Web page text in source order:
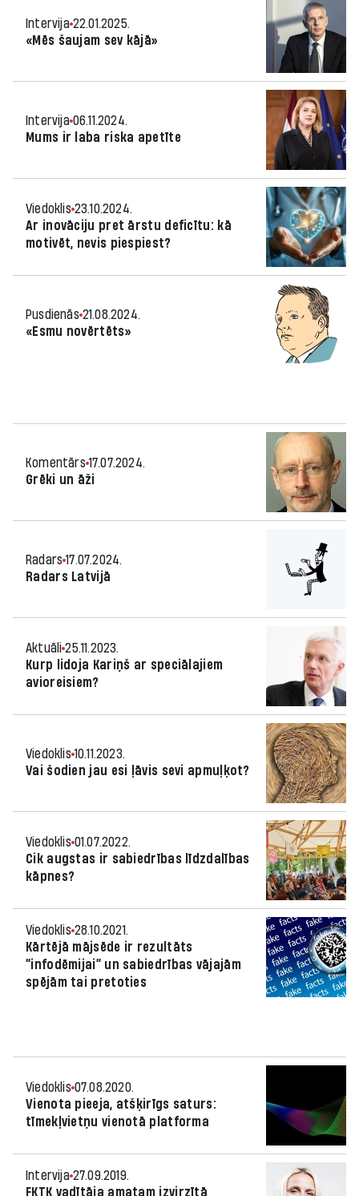
Intervija 22.01.2025.
«Mēs šaujam sev kājā»
Intervija 06.11.2024.
Mums ir laba riska apetīte
Viedoklis 23.10.2024.
Ar inovāciju pret ārstu deficītu: kā
motivēt, nevis piespiest?
Pusdienās 21.08.2024.
«Esmu novērtēts»
Komentārs 17.07.2024.
Grēki un āži
Radars 17.07.2024.
Radars Latvijā
Aktuāli 25.11.2023.
Kurp lidoja Kariņš ar speciālajiem
avioreisiem?
Viedoklis 10.11.2023.
Vai šodien jau esi ļāvis sevi apmuļķot?
Viedoklis 01.07.2022.
Cik augstas ir sabiedrības līdzdalības
kāpnes?
Viedoklis 28.10.2021.
Kārtējā mājsēde ir rezultāts
“infodēmijai” un sabiedrības vājajām
spējām tai pretoties
Viedoklis 07.08.2020.
Vienota pieeja, atšķirīgs saturs:
tīmekļvietņu vienotā platforma
Intervija 27.09.2019.
FKTK vadītāja amatam izvirzītā